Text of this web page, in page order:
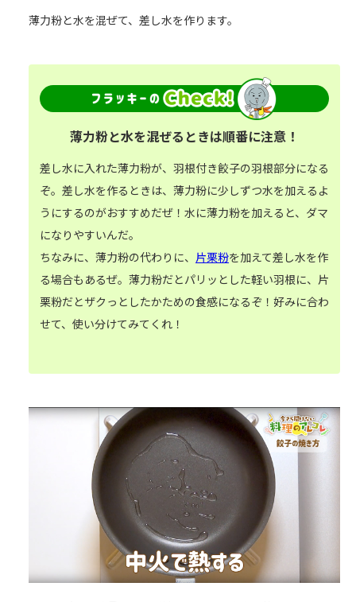
薄力粉と水を混ぜて、差し水を作ります。
薄力粉と水を混ぜるときは順番に注意！
差し水に入れた薄力粉が、羽根付き餃子の羽根部分になる
ぞ。差し水を作るときは、薄力粉に少しずつ水を加えるよ
うにするのがおすすめだぜ！水に薄力粉を加えると、ダマ
になりやすいんだ。
ちなみに、薄力粉の代わりに、 片栗粉を加えて差し水を作
る場合もあるぜ。薄力粉だとパリッとした軽い羽根に、片
栗粉だとザクっとしたかための食感になるぞ！好みに合わ
せて、使い分けてみてくれ！